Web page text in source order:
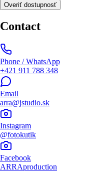
Overiť dostupnosť
Contact
Phone / WhatsApp
+421 911 788 348
Email
arra@jstudio.sk
Instagram
@fotokutik
Facebook
ARRAproduction